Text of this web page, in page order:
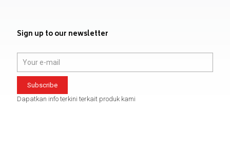
Sign up to our newsletter
Dapatkan info terkini terkait produk kami